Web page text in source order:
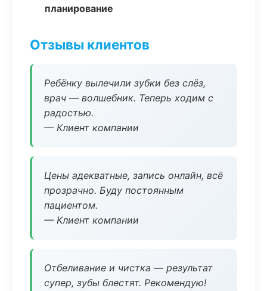
планирование
Отзывы клиентов
Ребёнку вылечили зубки без слёз,
врач — волшебник. Теперь ходим с
радостью.
— Клиент компании
Цены адекватные, запись онлайн, всё
прозрачно. Буду постоянным
пациентом.
— Клиент компании
Отбеливание и чистка — результат
супер, зубы блестят. Рекомендую!